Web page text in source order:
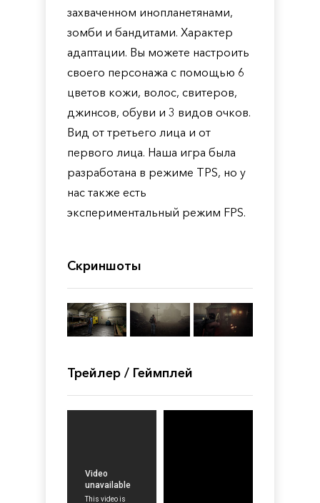
захваченном инопланетянами,
зомби и бандитами. Характер
адаптации. Вы можете настроить
своего персонажа с помощью 6
цветов кожи, волос, свитеров,
джинсов, обуви и 3 видов очков.
Вид от третьего лица и от
первого лица. Наша игра была
разработана в режиме TPS, но у
нас также есть
экспериментальный режим FPS.
Скриншоты
Трейлер / Геймплей